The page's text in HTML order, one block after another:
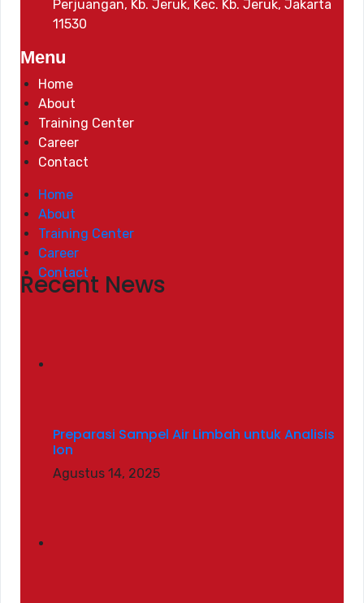
Perjuangan, Kb. Jeruk, Kec. Kb. Jeruk, Jakarta
11530
Menu
Home
About
Training Center
Career
Contact
Home
About
Training Center
Career
Contact
Recent News
Preparasi Sampel Air Limbah untuk Analisis
Ion
Agustus 14, 2025